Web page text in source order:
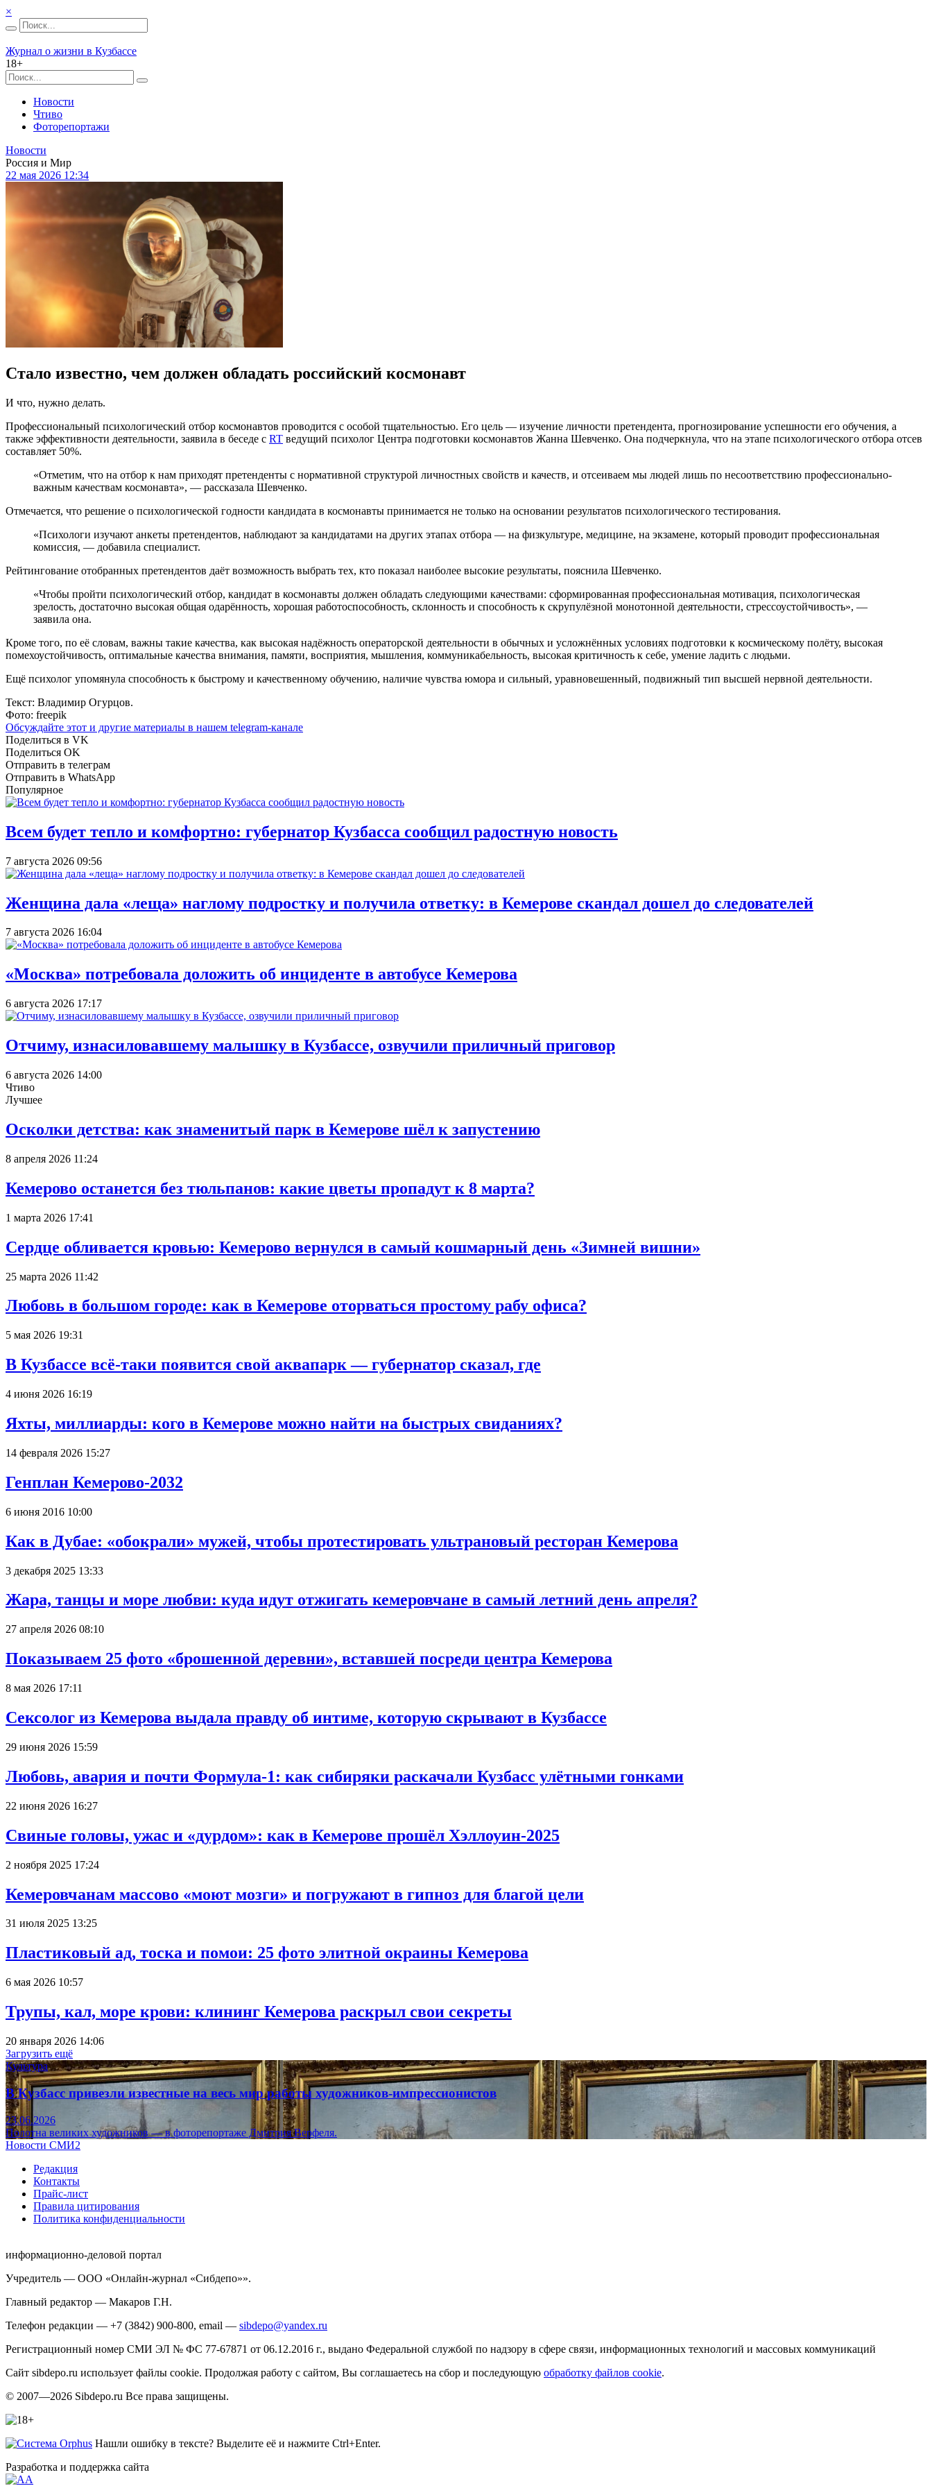
×
Журнал о жизни в Кузбассе
18+
Новости
Чтиво
Фоторепортажи
Новости
Россия и Мир
22 мая 2026 12:34
Стало известно, чем должен обладать российский космонавт
И что, нужно делать.
Профессиональный психологический отбор космонавтов проводится с особой тщательностью. Его цель — изучение личности претендента, прогнозирование успешности его обучения, а
также эффективности деятельности, заявила в беседе с RT ведущий психолог Центра подготовки космонавтов Жанна Шевченко. Она подчеркнула, что на этапе психологического отбора отсев
составляет 50%.
«Отметим, что на отбор к нам приходят претенденты с нормативной структурой личностных свойств и качеств, и отсеиваем мы людей лишь по несоответствию профессионально-
важным качествам космонавта», — рассказала Шевченко.
Отмечается, что решение о психологической годности кандидата в космонавты принимается не только на основании результатов психологического тестирования.
«Психологи изучают анкеты претендентов, наблюдают за кандидатами на других этапах отбора — на физкультуре, медицине, на экзамене, который проводит профессиональная
комиссия, — добавила специалист.
Рейтингование отобранных претендентов даёт возможность выбрать тех, кто показал наиболее высокие результаты, пояснила Шевченко.
«Чтобы пройти психологический отбор, кандидат в космонавты должен обладать следующими качествами: сформированная профессиональная мотивация, психологическая
зрелость, достаточно высокая общая одарённость, хорошая работоспособность, склонность и способность к скрупулёзной монотонной деятельности, стрессоустойчивость», —
заявила она.
Кроме того, по её словам, важны такие качества, как высокая надёжность операторской деятельности в обычных и усложнённых условиях подготовки к космическому полёту, высокая
помехоустойчивость, оптимальные качества внимания, памяти, восприятия, мышления, коммуникабельность, высокая критичность к себе, умение ладить с людьми.
Ещё психолог упомянула способность к быстрому и качественному обучению, наличие чувства юмора и сильный, уравновешенный, подвижный тип высшей нервной деятельности.
Текст: Владимир Огурцов.
Фото: freepik
Обсуждайте этот и другие материалы в нашем telegram-канале
Поделиться в VK
Поделиться OK
Отправить в телеграм
Отправить в WhatsApp
Популярное
Всем будет тепло и комфортно: губернатор Кузбасса сообщил радостную новость
7 августа 2026 09:56
Женщина дала «леща» наглому подростку и получила ответку: в Кемерове скандал дошел до следователей
7 августа 2026 16:04
«Москва» потребовала доложить об инциденте в автобусе Кемерова
6 августа 2026 17:17
Отчиму, изнасиловавшему малышку в Кузбассе, озвучили приличный приговор
6 августа 2026 14:00
Чтиво
Лучшее
Осколки детства: как знаменитый парк в Кемерове шёл к запустению
8 апреля 2026 11:24
Кемерово останется без тюльпанов: какие цветы пропадут к 8 марта?
1 марта 2026 17:41
Сердце обливается кровью: Кемерово вернулся в самый кошмарный день «Зимней вишни»
25 марта 2026 11:42
Любовь в большом городе: как в Кемерове оторваться простому рабу офиса?
5 мая 2026 19:31
В Кузбассе всё-таки появится свой аквапарк — губернатор сказал, где
4 июня 2026 16:19
Яхты, миллиарды: кого в Кемерове можно найти на быстрых свиданиях?
14 февраля 2026 15:27
Генплан Кемерово-2032
6 июня 2016 10:00
Как в Дубае: «обокрали» мужей, чтобы протестировать ультрановый ресторан Кемерова
3 декабря 2025 13:33
Жара, танцы и море любви: куда идут отжигать кемеровчане в самый летний день апреля?
27 апреля 2026 08:10
Показываем 25 фото «брошенной деревни», вставшей посреди центра Кемерова
8 мая 2026 17:11
Сексолог из Кемерова выдала правду об интиме, которую скрывают в Кузбассе
29 июня 2026 15:59
Любовь, авария и почти Формула-1: как сибиряки раскачали Кузбасс улётными гонками
22 июня 2026 16:27
Свиные головы, ужас и «дурдом»: как в Кемерове прошёл Хэллоуин-2025
2 ноября 2025 17:24
Кемеровчанам массово «моют мозги» и погружают в гипноз для благой цели
31 июля 2025 13:25
Пластиковый ад, тоска и помои: 25 фото элитной окраины Кемерова
6 мая 2026 10:57
Трупы, кал, море крови: клининг Кемерова раскрыл свои секреты
20 января 2026 14:06
Загрузить ещё
Культура
В Кузбасс привезли известные на весь мир работы художников-импрессионистов
23.06.2026
Полотна великих художников — в фоторепортаже Дмитрия Верфеля.
Новости СМИ2
Редакция
Контакты
Прайс-лист
Правила цитирования
Политика конфиденциальности
информационно-деловой портал
Учредитель — ООО «Онлайн-журнал «Сибдепо»».
Главный редактор — Макаров Г.Н.
Телефон редакции — +7 (3842) 900-800, email — sibdepo@yandex.ru
Регистрационный номер СМИ ЭЛ № ФС 77-67871 от 06.12.2016 г., выдано Федеральной службой по надзору в сфере связи, информационных технологий и массовых коммуникаций
Сайт sibdepo.ru использует файлы cookie. Продолжая работу с сайтом, Вы соглашаетесь на сбор и последующую обработку файлов cookie.
© 2007—2026 Sibdepo.ru Все права защищены.
Нашли ошибку в тексте? Выделите её и нажмите Ctrl+Enter.
Разработка и поддержка сайта